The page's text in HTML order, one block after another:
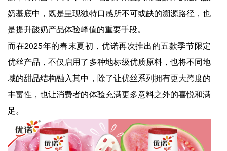
奶基底中，既是呈现独特口感所不可或缺的溯源路径，也
是提升酸奶产品体验峰值的重要手段。
而在2025年的春末夏初，优诺再次推出的五款季节限定
优丝产品，不仅启用了多种地标级优质原料，也将不同地
域的甜品结构融入其中，除了让优丝系列拥有更大跨度的
丰富性，也让消费者的体验充满更多意料之外的喜悦和满
足。